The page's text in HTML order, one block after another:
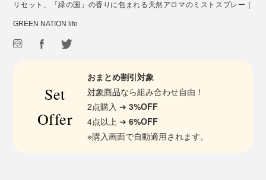
リセット、「緑の国」の香りに包まれる天然アロマのミストスプレー｜
GREEN NATION life
Set
Offer
おまとめ割引対象
対象商品なら組み合わせ自由！
2点購入 ➔3%OFF
4点以上 ➔6%OFF
※購入画面で自動適用されます。